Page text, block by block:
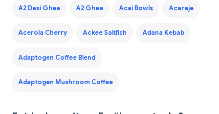
A2 Desi Ghee A2 Ghee Acai Bowls Acaraje
Acerola Cherry Ackee Saltfish Adana Kebab
Adaptogen Coffee Blend
Adaptogen Mushroom Coffee